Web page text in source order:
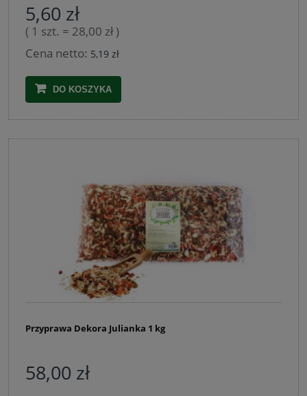
5,60 zł
( 1 szt. = 28,00 zł )
Cena netto: 5,19 zł
DO KOSZYKA
Przyprawa Dekora Julianka 1 kg
58,00 zł